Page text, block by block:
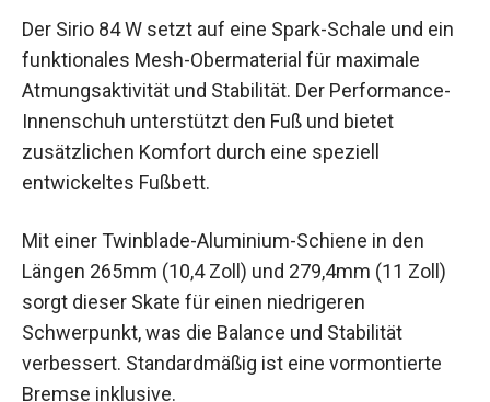
Der Sirio 84 W setzt auf eine Spark-Schale und
ein funktionales Mesh-Obermaterial für maximale
Atmungsaktivität und Stabilität. Der Performance-
Innenschuh unterstützt den Fuß und bietet
zusätzlichen Komfort durch eine speziell
entwickeltes Fußbett.
Mit einer Twinblade-Aluminium-Schiene in den
Längen 265mm (10,4 Zoll) und 279,4mm (11 Zoll)
sorgt dieser Skate für einen niedrigeren
Schwerpunkt, was die Balance und Stabilität
verbessert. Standardmäßig ist eine vormontierte
Bremse inklusive.